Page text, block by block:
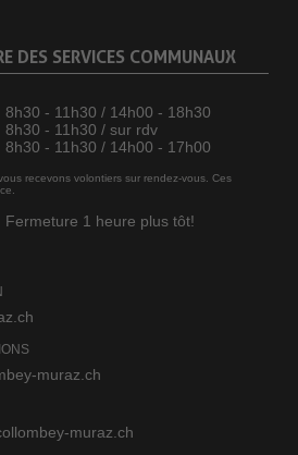
DES SERVICES COMMUNAUX
8h30 - 11h30 / 14h00 - 18h30
8h30 - 11h30 / sur rdv
8h30 - 11h30 / 14h00 - 17h00
recevons volontiers sur rendez-vous. Ces
Fermeture 1 heure plus tôt!
muraz.ch
muraz.ch